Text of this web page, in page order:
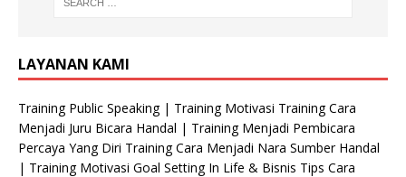
s
i
a
m
a
LAYANAN KAMI
Training Public Speaking | Training Motivasi Training Cara
Menjadi Juru Bicara Handal | Training Menjadi Pembicara
Percaya Yang Diri Training Cara Menjadi Nara Sumber Handal
| Training Motivasi Goal Setting In Life & Bisnis Tips Cara